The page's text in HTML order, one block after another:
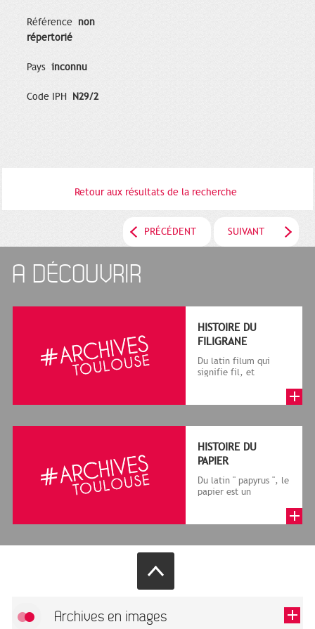
Référence non
répertorié
Pays inconnu
Code IPH N29/2
Retour aux résultats de la recherche
PRÉCÉDENT SUIVANT
A DÉCOUVRIR
HISTOIRE DU
FILIGRANE
Du latin filum qui
signifie fil, et
le cadre de la f...
HISTOIRE DU
PAPIER
Du latin " papyrus ", le
papier est un
végétales réduite...
Archives en images